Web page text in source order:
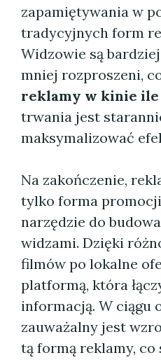
zapamiętywania w
tradycyjnych form
Widzowie są
mniej rozproszeni,
reklamy w kinie
trwania jest
maksymalizować
Na zakończenie,
tylko forma
narzędzie do
widzami. Dzięki
filmów po lokalne
platformą, która
informacją. W ciągu
zauważalny jest
tą formą reklamy, co